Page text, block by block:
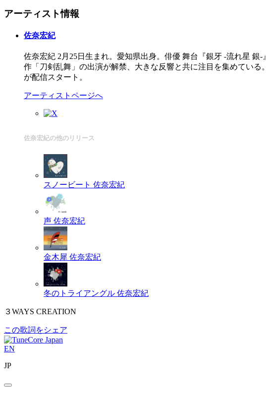
アーティスト情報
佐奈宏紀
佐奈宏紀 2月25日生まれ。愛知県出身。俳優 舞台『銀牙 -流れ星 銀
作「刀剣乱舞」の出演が解禁、大きな反響と共に注目を集めてい
が配信スタート。
アーティストページへ
佐奈宏紀の他のリリース
スノービート 佐奈宏紀
声 佐奈宏紀
金木犀 佐奈宏紀
冬のトライアングル 佐奈宏紀
３WAYS CREATION
この歌詞をシェア
EN
JP